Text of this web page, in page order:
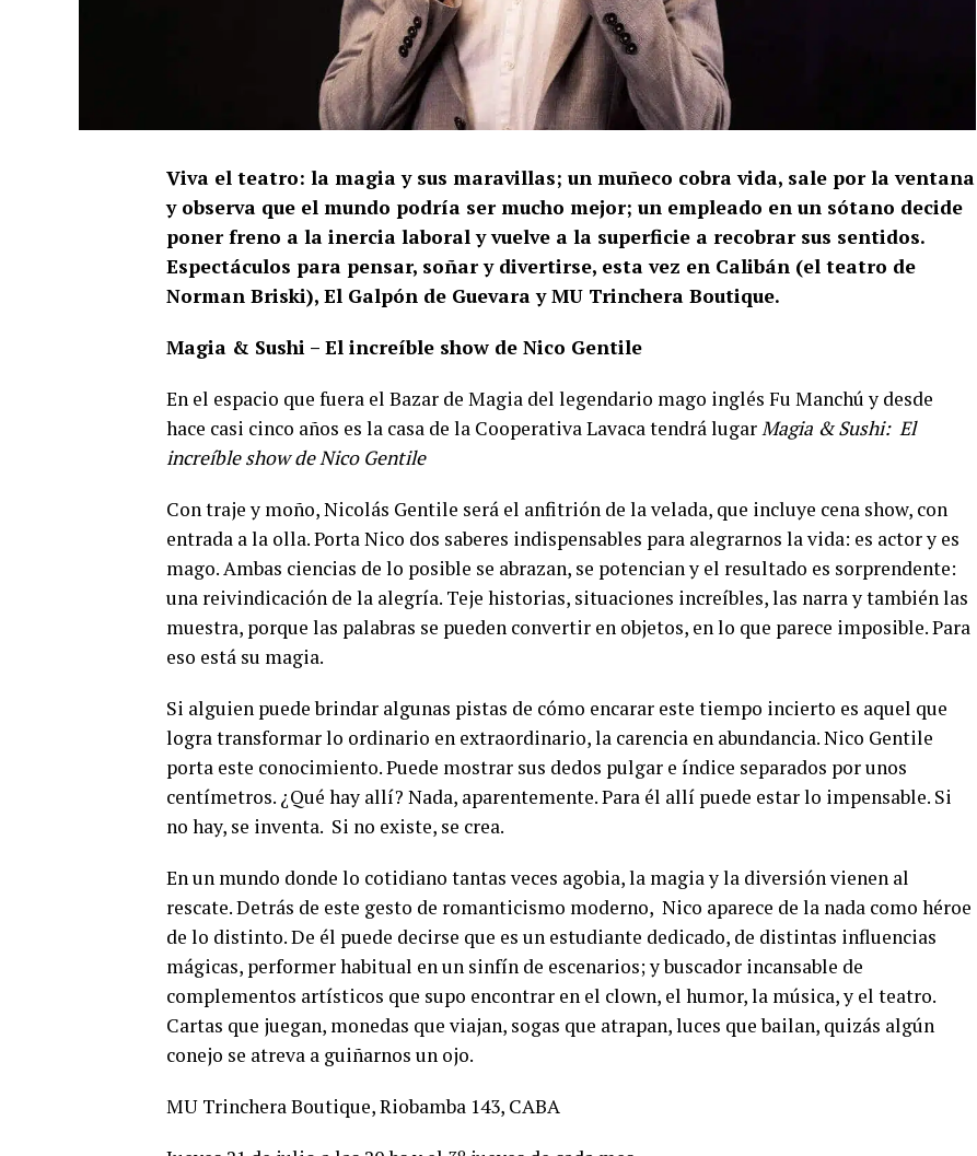
Viva el teatro: la magia y sus maravillas; un muñeco cobra vida, sale por la ventana
y observa que el mundo podría ser mucho mejor; un empleado en un sótano decide
poner freno a la inercia laboral y vuelve a la superficie a recobrar sus sentidos.
Espectáculos para pensar, soñar y divertirse, esta vez en Calibán (el teatro de
Norman Briski), El Galpón de Guevara y MU Trinchera Boutique.
Magia & Sushi – El increíble show de Nico Gentile
En el espacio que fuera el Bazar de Magia del legendario mago inglés Fu Manchú y desde
hace casi cinco años es la casa de la Cooperativa Lavaca tendrá lugarMagia & Sushi: El
increíble show de Nico Gentile
Con traje y moño, Nicolás Gentile será el anfitrión de la velada, que incluye cena show, con
entrada a la olla. Porta Nico dos saberes indispensables para alegrarnos la vida: es actor y es
mago. Ambas ciencias de lo posible se abrazan, se potencian y el resultado es sorprendente:
una reivindicación de la alegría. Teje historias, situaciones increíbles, las narra y también las
muestra, porque las palabras se pueden convertir en objetos, en lo que parece imposible. Para
eso está su magia.
Si alguien puede brindar algunas pistas de cómo encarar este tiempo incierto es aquel que
logra transformar lo ordinario en extraordinario, la carencia en abundancia. Nico Gentile
porta este conocimiento. Puede mostrar sus dedos pulgar e índice separados por unos
centímetros. ¿Qué hay allí? Nada, aparentemente. Para él allí puede estar lo impensable. Si
no hay, se inventa. Si no existe, se crea.
En un mundo donde lo cotidiano tantas veces agobia, la magia y la diversión vienen al
rescate. Detrás de este gesto de romanticismo moderno, Nico aparece de la nada como héroe
de lo distinto. De él puede decirse que es un estudiante dedicado, de distintas influencias
mágicas, performer habitual en un sinfín de escenarios; y buscador incansable de
complementos artísticos que supo encontrar en el clown, el humor, la música, y el teatro.
Cartas que juegan, monedas que viajan, sogas que atrapan, luces que bailan, quizás algún
conejo se atreva a guiñarnos un ojo.
MU Trinchera Boutique, Riobamba 143, CABA